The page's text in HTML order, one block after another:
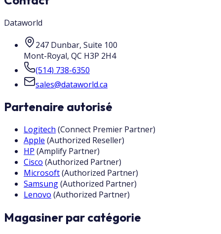
Dataworld
247 Dunbar, Suite 100
Mont-Royal, QC H3P 2H4
(514) 738-6350
sales@dataworld.ca
Partenaire autorisé
Logitech (Connect Premier Partner)
Apple (Authorized Reseller)
HP (Amplify Partner)
Cisco (Authorized Partner)
Microsoft(Authorized Partner)
Samsung(Authorized Partner)
Lenovo (Authorized Partner)
Magasiner par catégorie